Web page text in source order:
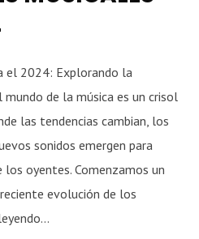
el 2024: Explorando la
de la música es un crisol
las tendencias cambian, los
sonidos emergen para
oyentes. Comenzamos un
evolución de los